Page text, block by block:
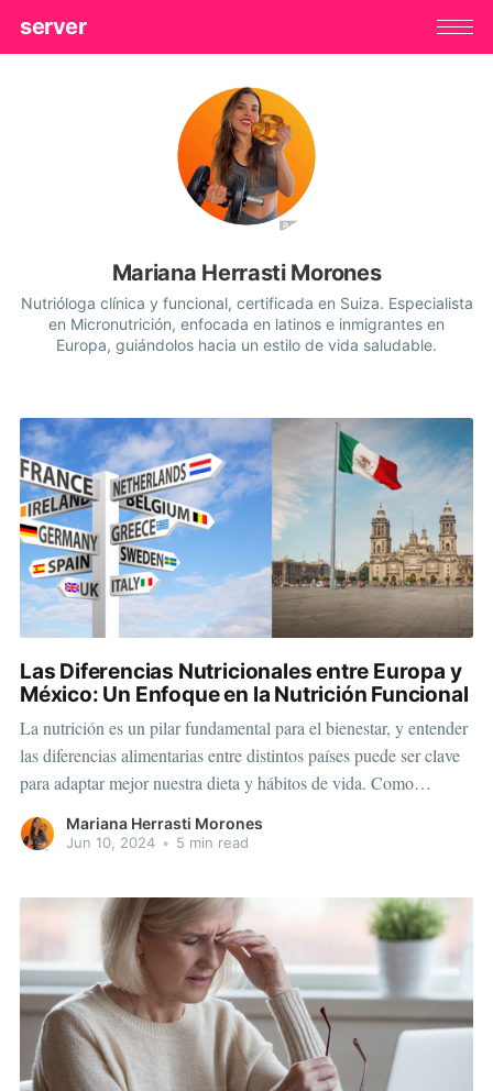
server
Mariana Herrasti Morones
Nutrióloga clínica y funcional, certificada en Suiza. Especialista
en Micronutrición, enfocada en latinos e inmigrantes en
Europa, guiándolos hacia un estilo de vida saludable.
Las Diferencias Nutricionales entre Europa y
México: Un Enfoque en la Nutrición Funcional
La nutrición es un pilar fundamental para el bienestar, y entender
las diferencias alimentarias entre distintos países puede ser clave
para adaptar mejor nuestra dieta y hábitos de vida. Como
nutrióloga clínica y funcional, he observado de cerca las
peculiaridades alimentarias de latinas que viven en Europa,
Mariana Herrasti Morones
Jun 10, 2024 • 5 min read